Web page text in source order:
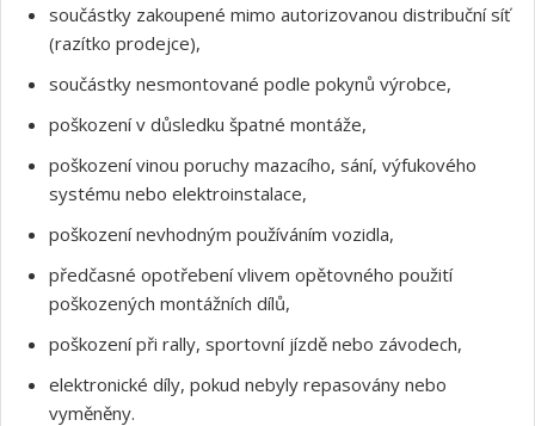
součástky zakoupené mimo autorizovanou distribuční síť
(razítko prodejce),
součástky nesmontované podle pokynů výrobce,
poškození v důsledku špatné montáže,
poškození vinou poruchy mazacího, sání, výfukového
systému nebo elektroinstalace,
poškození nevhodným používáním vozidla,
předčasné opotřebení vlivem opětovného použití
poškozených montážních dílů,
poškození při rally, sportovní jízdě nebo závodech,
elektronické díly, pokud nebyly repasovány nebo
vyměněny.